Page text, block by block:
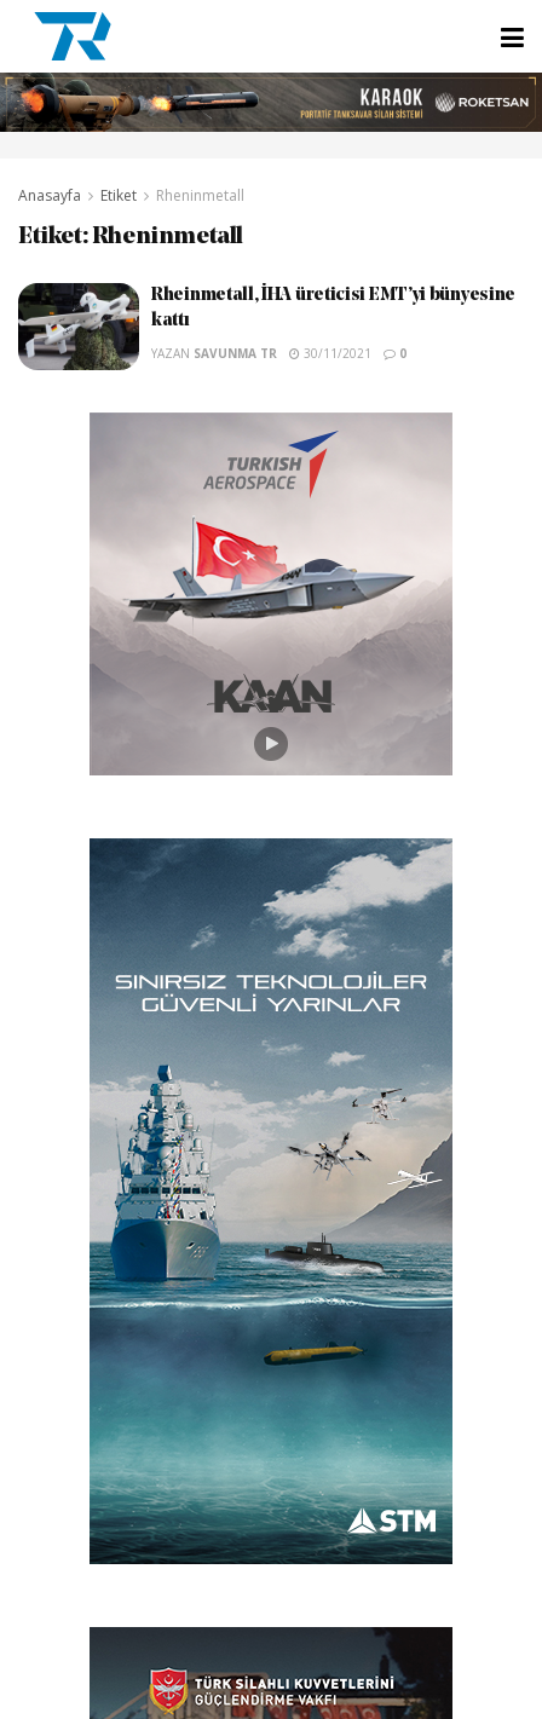
Anasayfa Etiket Rheninmetall
Etiket:Rheninmetall
Rheinmetall, İHA üreticisi EMT’yi bünyesine
kattı
YAZAN SAVUNMA TR 30/11/2021 0